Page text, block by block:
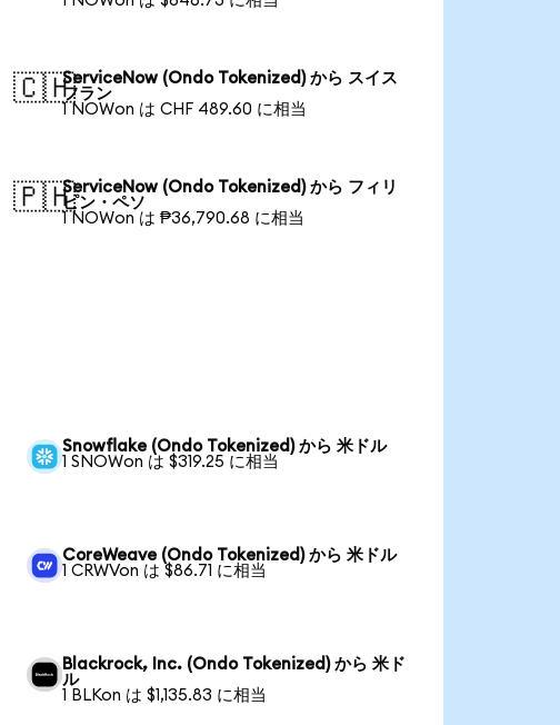
🇨🇭ServiceNow (Ondo Tokenized) から スイス
フラン
1 NOWon は CHF 489.60 に相当
🇵🇭ServiceNow (Ondo Tokenized) から フィリ
ピン・ペソ
1 NOWon は ₱36,790.68 に相当
Snowflake (Ondo Tokenized) から 米ドル
1 SNOWon は $319.25 に相当
CoreWeave (Ondo Tokenized) から 米ドル
1 CRWVon は $86.71 に相当
Blackrock, Inc. (Ondo Tokenized) から 米ド
ル
1 BLKon は $1,135.83 に相当